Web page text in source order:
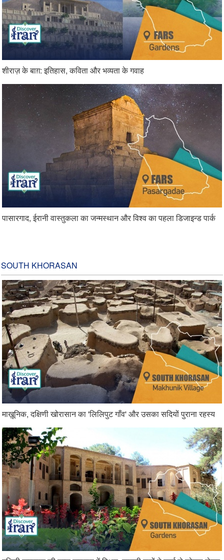
शीराज़ के बाग़: इतिहास, कविता और भव्यता के गवाह
पासारगाद, ईरानी वास्तुकला का जन्मस्थान और विश्व का पहला डिजाइन्ड पार्क
SOUTH KHORASAN
माख़ूनिक, दक्षिणी खोरासान का 'लिलिपुट गाँव' और उसका सदियों पुराना रहस्य